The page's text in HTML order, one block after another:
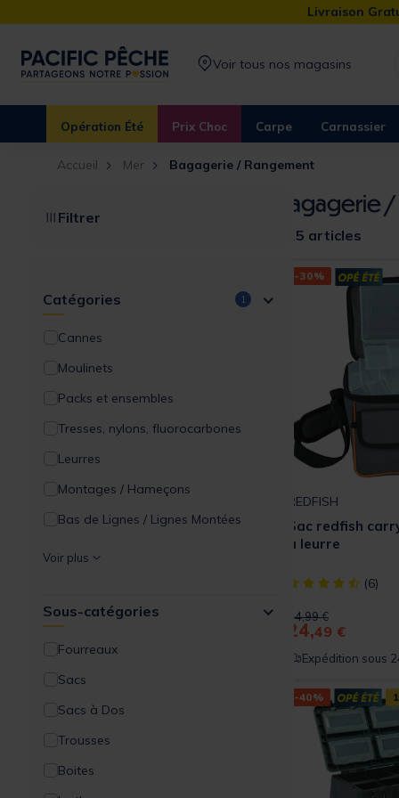
Livraison
Voir tous nos magasins
Opération Été Prix Choc Carpe Carnassier
Accueil Mer Bagagerie / Rangement
Filtrer
Catégories 1
Cannes
Moulinets
Packs et ensembles
Tresses, nylons, fluorocarbones
Leurres
Montages / Hameçons
Bas de Lignes / Lignes Montées
Outillages
Supports Cannes
Voir plus
Sous-catégories
Fourreaux
Sacs
Sacs à Dos
Trousses
Boites
Bagagerie
115 articles
-30%
REDFISH
Sac redfish
à leurre
[object Object]
(6)
Price reduced from
34,99 €to
24,49 €
Expédition sous
-40% 1